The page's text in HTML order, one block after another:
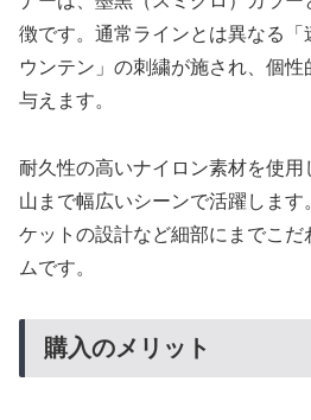
徴です。通常ラインとは異なる
ウンテン」の刺繍が施され、個
与えます。
耐久性の高いナイロン素材を使
山まで幅広いシーンで活躍しま
ケットの設計など細部にまでこ
ムです。
購入のメリット